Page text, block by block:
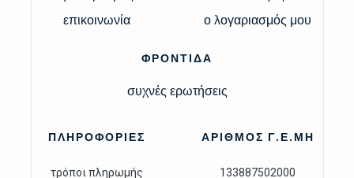
επικοινωνία
ο λογαριασμός μου
ΦΡΟΝΤΙΔΑ
συχνές ερωτήσεις
ΠΛΗΡΟΦΟΡΙΕΣ
τρόποι πληρωμής
ΑΡΙΘΜΟΣ Γ.Ε.ΜΗ
133887502000